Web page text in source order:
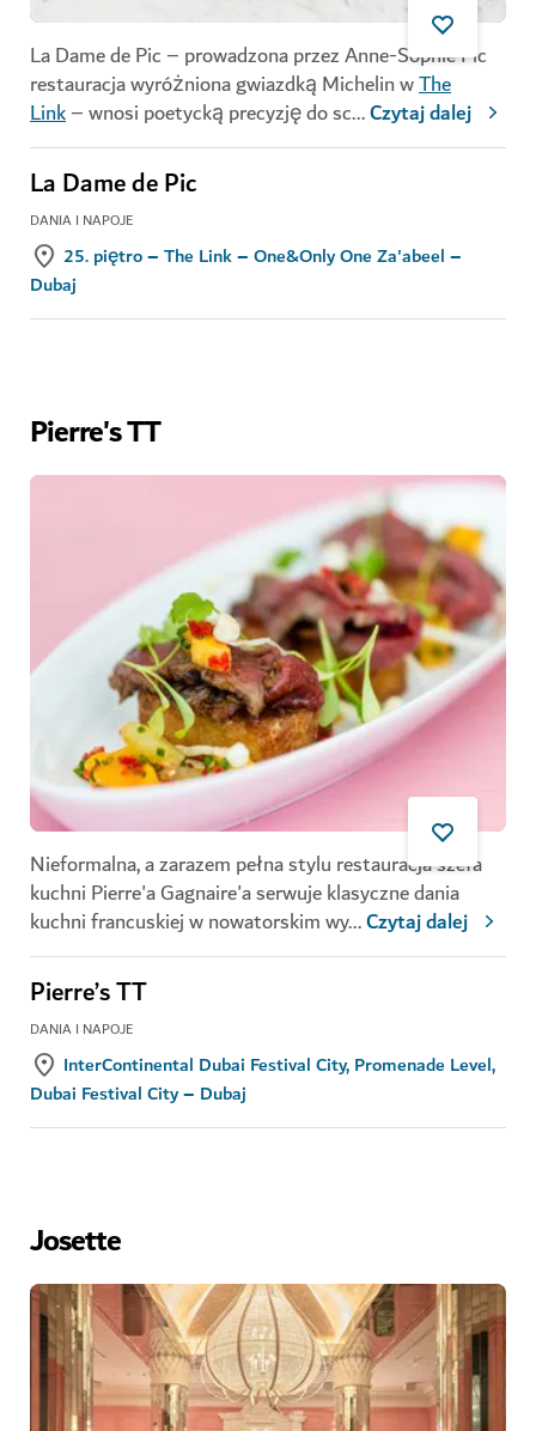
La Dame de Pic – prowadzona przez Anne-Sophie Pic
restauracja wyróżniona gwiazdką Michelin wThe
Link– wnosi poetycką precyzję do sc...Czytaj dalej
La Dame de Pic
DANIA I NAPOJE
25. piętro – The Link – One&Only One Za'abeel –
Dubaj
Pierre's TT
Nieformalna, a zarazem pełna stylu restauracja szefa
kuchni Pierre'a Gagnaire'a serwuje klasyczne dania
kuchni francuskiej w nowatorskim wy...Czytaj dalej
Pierre’s TT
DANIA I NAPOJE
InterContinental Dubai Festival City, Promenade Level,
Dubai Festival City – Dubaj
Josette